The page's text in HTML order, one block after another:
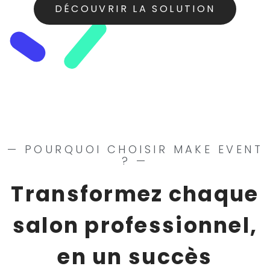
DÉCOUVRIR LA SOLUTION
— POURQUOI CHOISIR MAKE EVENT
? —
Transformez chaque
salon professionnel,
en un succès